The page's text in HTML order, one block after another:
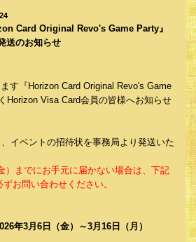
Card Original Revo's Game Party』
送のお知らせ
す『Horizon Card Original Revo's Game
Horizon Visa Card会員の皆様へお知らせ
イベントの招待状を事務局より発送いた
）までにお手元に届かない場合は、下記
お問い合わせください。
年3月6日（金）～3月16日（月）